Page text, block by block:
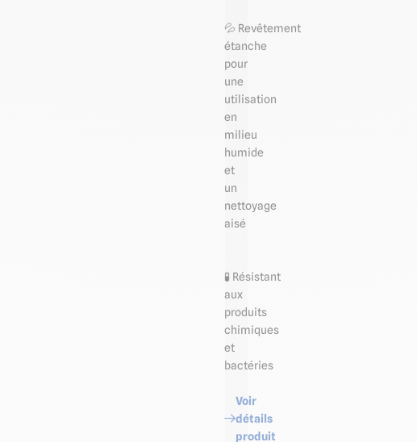
💦 Revêtement
étanche
pour
une
utilisation
en
milieu
humide
et
un
nettoyage
aisé
🧪 Résistant
aux
produits
chimiques
et
bactéries
Voir
détails
produit